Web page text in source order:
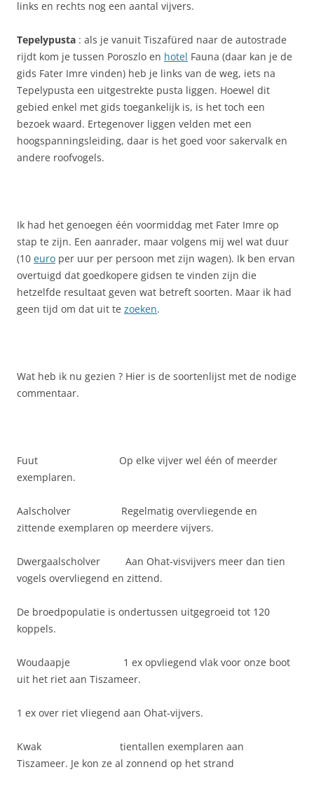
links en rechts nog een aantal vijvers.
Tepelypusta : als je vanuit Tiszafüred naar de autostrade
rijdt kom je tussen Poroszlo en hotel Fauna (daar kan je de
gids Fater Imre vinden) heb je links van de weg, iets na
Tepelypusta een uitgestrekte pusta liggen. Hoewel dit
gebied enkel met gids toegankelijk is, is het toch een
bezoek waard. Ertegenover liggen velden met een
hoogspanningsleiding, daar is het goed voor sakervalk en
andere roofvogels.
Ik had het genoegen één voormiddag met Fater Imre op
stap te zijn. Een aanrader, maar volgens mij wel wat duur
(10 euro per uur per persoon met zijn wagen). Ik ben ervan
overtuigd dat goedkopere gidsen te vinden zijn die
hetzelfde resultaat geven wat betreft soorten. Maar ik had
geen tijd om dat uit te zoeken.
Wat heb ik nu gezien ? Hier is de soortenlijst met de nodige
commentaar.
Fuut Op elke vijver wel één of meerder
exemplaren.
Aalscholver Regelmatig overvliegende en
zittende exemplaren op meerdere vijvers.
Dwergaalscholver Aan Ohat-visvijvers meer dan tien
vogels overvliegend en zittend.
De broedpopulatie is ondertussen uitgegroeid tot 120
koppels.
Woudaapje 1 ex opvliegend vlak voor onze boot
uit het riet aan Tiszameer.
1 ex over riet vliegend aan Ohat-vijvers.
Kwak tientallen exemplaren aan
Tiszameer. Je kon ze al zonnend op het strand